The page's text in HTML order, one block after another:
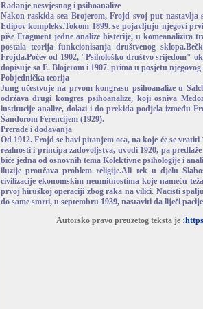
Rađanje nesvjesnog i psihoanalize
Nakon raskida sea Brojerom, Frojd svoj put nastavlja
Edipov kompleks.Tokom 1899. se pojavljuju njegovi
piše Fragment jedne analize histerije, u komeanalizira
postala teorija funkcionisanja društvenog
Frojda.Počev od 1902, "Psihološko društvo srijedom"
dopisuje sa E. Blojerom i 1907. prima u posjetu
Pobjednička teorija
Jung učestvuje na prvom kongrasu psihoanalize u
održava drugi kongres psihoanalize, koji osniva
institucije analize, dolazi i do prekida podjela između
Šandorom Ferencijem (1929).
Prerade i dodavanja
Od 1912. Frojd se bavi pitanjem oca, na koje će se
realnosti i principa zadovoljstva, uvodi 1920, pa
biće jedna od osnovnih tema Kolektivne psihologije i
iluzije proučava problem religije.Ali tek u djelu
civilizacije ekonomskim neumitnostima koje nameću
prvoj hiruškoj operaciji zbog raka na vilici. Nacisti
do same smrti, u septembru 1939, nastaviti da liječi
Autorsko pravo preuzetog teksta je :